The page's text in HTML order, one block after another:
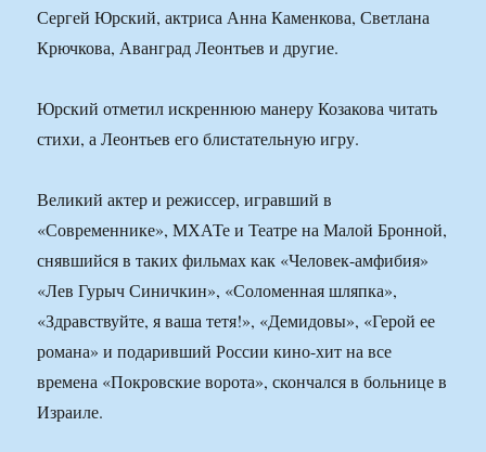
Сергей Юрский, актриса Анна Каменкова, Светлана
Крючкова, Аванград Леонтьев и другие.
Юрский отметил искреннюю манеру Козакова читать
стихи, а Леонтьев его блистательную игру.
Великий актер и режиссер, игравший в
«Современнике», МХАТе и Театре на Малой Бронной,
снявшийся в таких фильмах как «Человек-амфибия»
«Лев Гурыч Синичкин», «Соломенная шляпка»,
«Здравствуйте, я ваша тетя!», «Демидовы», «Герой ее
романа» и подаривший России кино-хит на все
времена «Покровские ворота», скончался в больнице в
Израиле.